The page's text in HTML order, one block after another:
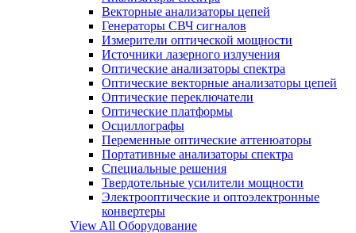
Векторные анализаторы цепей
Генераторы СВЧ сигналов
Измерители оптической мощности
Источники лазерного излучения
Оптические анализаторы спектра
Оптические векторные анализаторы цепей
Оптические переключатели
Оптические платформы
Осциллографы
Переменные оптические аттенюаторы
Портативные анализаторы спектра
Специальные решения
Твердотельные усилители мощности
Электрооптические и оптоэлектронные
конвертеры
View All Оборудование